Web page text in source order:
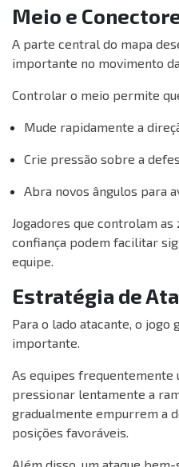
Meio e
A parte central do mapa
importante no movimento
Controlar o meio permite
Mude rapidamente a
Crie pressão sobre a
Abra novos ângulos para
Jogadores que controlam
confiança podem facilitar
equipe.
Estratégia de
Para o lado atacante, o jogo
importante.
As equipes frequentemente
pressionar lentamente a
gradualmente empurrem a
posições favoráveis.